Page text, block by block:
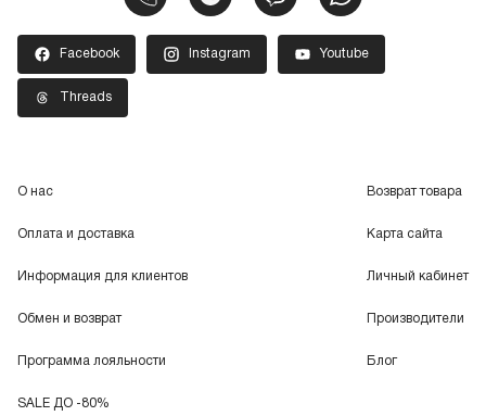
Facebook Instagram Youtube
Threads
О нас
Оплата и доставка
Информация для клиентов
Обмен и возврат
Программа лояльности
SALE ДО -80%
Возврат товара
Карта сайта
Личный кабинет
Производители
Блог